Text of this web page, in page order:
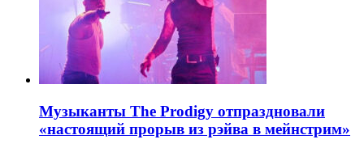
Музыканты The Prodigy отпраздновали
«настоящий прорыв из рэйва в мейнстрим»